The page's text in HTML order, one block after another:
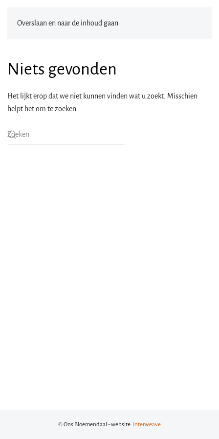
Overslaan en naar de inhoud gaan
Niets gevonden
Het lijkt erop dat we niet kunnen vinden wat u zoekt. Misschien
helpt het om te zoeken.
© Ons Bloemendaal - website: Interweave